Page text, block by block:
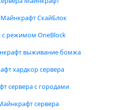
СкайБлок
с режимом OneBlock
выживание бомжа
хардкор сервера
сервера с городами
сервера